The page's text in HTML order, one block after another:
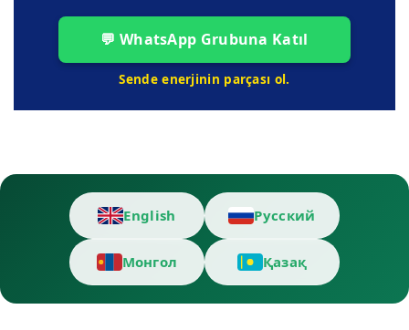
💬 WhatsApp Grubuna Katıl
Sende enerjinin parçası ol.
English Русский
Монгол Қазақ